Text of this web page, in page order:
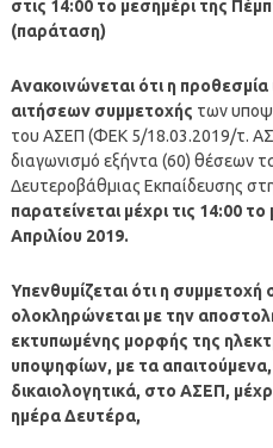
στις 14:00 το μεσημέρι της
(παράταση)
Ανακοινώνεται ότι η
αιτήσεων συμμετοχής των
του ΑΣΕΠ (ΦΕΚ 5/18.03.2019/τ.
διαγωνισμό εξήντα (60) θέσεων
Δευτεροβάθμιας Εκπαίδευσης
παρατείνεται μέχρι τις 14:00
Απριλίου 2019.
Υπενθυμίζεται ότι η
ολοκληρώνεται με την
εκτυπωμένης μορφής της
υποψηφίων, με τα
δικαιολογητικά, στο ΑΣΕΠ,
ημέρα Δευτέρα,